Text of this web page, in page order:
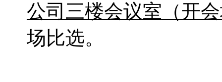
公司三楼会议室 （开
场比选。